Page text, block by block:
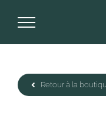
contenu
Retour à la